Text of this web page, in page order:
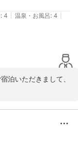
たようで何よりでご
見もいただきまして
用いただけるよう、
手伝いができました
をはじめ、健康志向
ておりますので、次
街歩きやイベントが
をスタッフ一同心よ
: 4 | 温泉・お風呂: 4 |
泊いただきまして、
にお選びいただき、
と、心苦しく存じま
用いただけたとのご
「弦月の湯」は、美
しており、源泉を栃